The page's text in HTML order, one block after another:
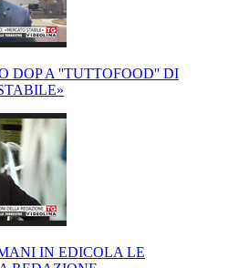
DOP A ''TUTTOFOOD'' DI
IN EDICOLA LE